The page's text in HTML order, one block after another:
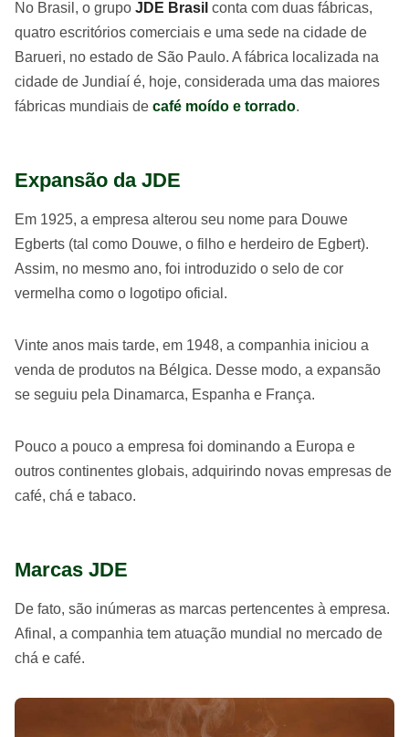
No Brasil, o grupo JDE Brasil conta com duas fábricas,
quatro escritórios comerciais e uma sede na cidade de
Barueri, no estado de São Paulo. A fábrica localizada na
cidade de Jundiaí é, hoje, considerada uma das maiores
fábricas mundiais de café moído e torrado.
Expansão da JDE
Em 1925, a empresa alterou seu nome para Douwe
Egberts (tal como Douwe, o filho e herdeiro de Egbert).
Assim, no mesmo ano, foi introduzido o selo de cor
vermelha como o logotipo oficial.
Vinte anos mais tarde, em 1948, a companhia iniciou a
venda de produtos na Bélgica. Desse modo, a expansão
se seguiu pela Dinamarca, Espanha e França.
Pouco a pouco a empresa foi dominando a Europa e
outros continentes globais, adquirindo novas empresas de
café, chá e tabaco.
Marcas JDE
De fato, são inúmeras as marcas pertencentes à empresa.
Afinal, a companhia tem atuação mundial no mercado de
chá e café.